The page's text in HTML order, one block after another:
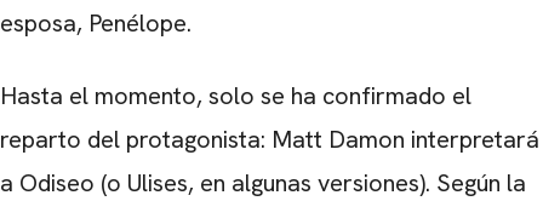
esposa, Penélope.
Hasta el momento, solo se ha confirmado el
reparto del protagonista: Matt Damon interpretará
a Odiseo (o Ulises, en algunas versiones). Según la